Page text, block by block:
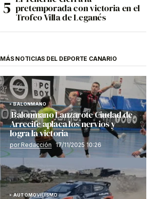
pretemporada con victoria en el
Trofeo Villa de Leganés
MÁS NOTICIAS DEL DEPORTE CANARIO
BALONMANO
Balonmano Lanzarote Ciudad de
Arrecife aplaca los nervios y
logra la victoria
por Redacción 17/11/2025 10:26
AUTOMOVILISMO